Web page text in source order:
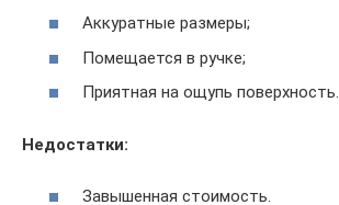
Аккуратные размеры;
Помещается в ручке;
Приятная на ощупь поверхность.
Недостатки:
Завышенная стоимость.